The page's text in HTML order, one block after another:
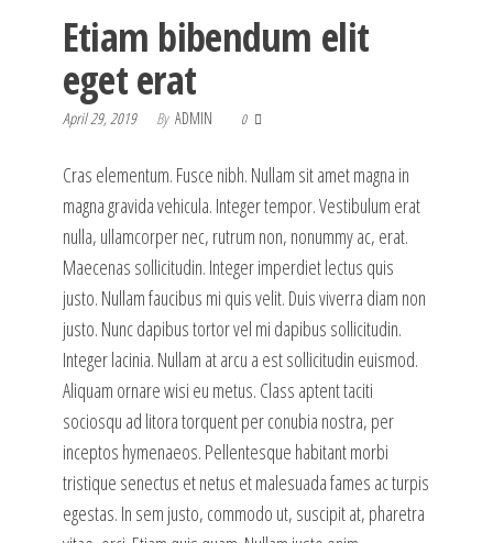
Etiam bibendum elit
eget erat
April 29, 2019 By ADMIN 0
Cras elementum. Fusce nibh. Nullam sit amet magna in
magna gravida vehicula. Integer tempor. Vestibulum erat
nulla, ullamcorper nec, rutrum non, nonummy ac, erat.
Maecenas sollicitudin. Integer imperdiet lectus quis
justo. Nullam faucibus mi quis velit. Duis viverra diam non
justo. Nunc dapibus tortor vel mi dapibus sollicitudin.
Integer lacinia. Nullam at arcu a est sollicitudin euismod.
Aliquam ornare wisi eu metus. Class aptent taciti
sociosqu ad litora torquent per conubia nostra, per
inceptos hymenaeos. Pellentesque habitant morbi
tristique senectus et netus et malesuada fames ac turpis
egestas. In sem justo, commodo ut, suscipit at, pharetra